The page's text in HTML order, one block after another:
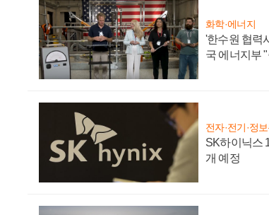
화학·에너지
'한수원 협력
국 에너지부
전자·전기·정
SK하이닉스
개 예정